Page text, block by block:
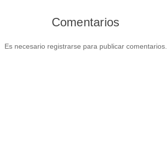
Comentarios
Es necesario registrarse para publicar comentarios.